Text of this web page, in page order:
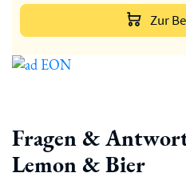
Zur
Fragen &
Lemon & Bier